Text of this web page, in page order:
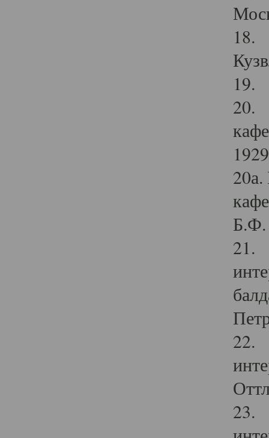
18.
19.
20.
Б.Ф.
21.
22.
23.